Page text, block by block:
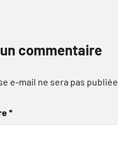
commentaire
e-mail ne sera pas publiée.
*